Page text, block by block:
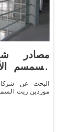
مصادر
السمسم
البحث عن
موردين زيت